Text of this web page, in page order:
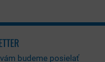
budeme posielať